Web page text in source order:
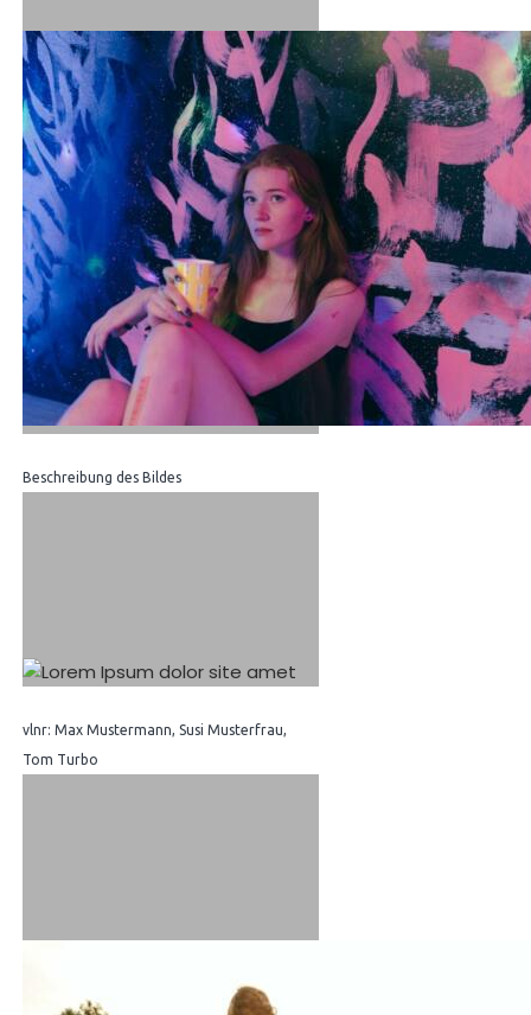
Beschreibung des Bildes
vlnr: Max Mustermann, Susi Musterfrau,
Tom Turbo